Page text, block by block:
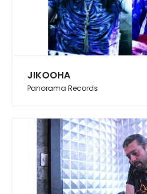
JIKOOHA
Panorama Records